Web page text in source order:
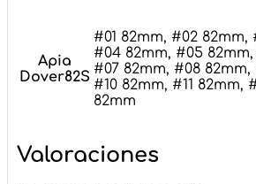
Apia
Dover82S
#01 82mm, #02 82mm,
#04 82mm, #05
#07 82mm, #08 82mm,
#10 82mm, #11 82mm,
82mm
Valoraciones